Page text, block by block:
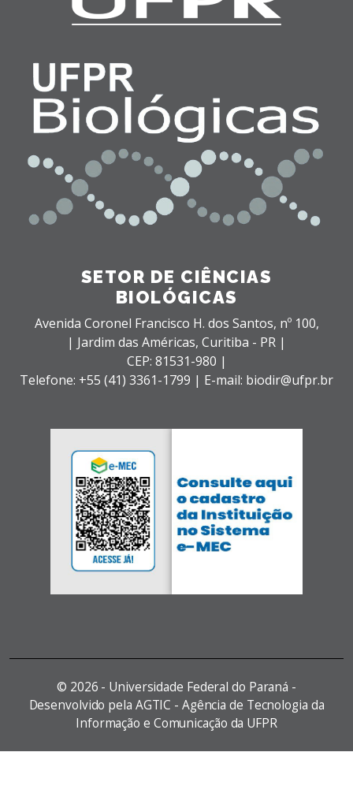
SETOR DE CIÊNCIAS
BIOLÓGICAS
Avenida Coronel Francisco H. dos Santos, nº 100,
| Jardim das Américas, Curitiba - PR |
CEP: 81531-980 |
Telefone: +55 (41) 3361-1799 | E-mail: biodir@ufpr.br
© 2026 - Universidade Federal do Paraná -
Desenvolvido pela AGTIC - Agência de Tecnologia da
Informação e Comunicação da UFPR